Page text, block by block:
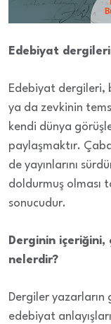
Edebiyat
Edebiyat dergileri,
ya da zevkinin
kendi dünya
paylaşmaktır.
de yayınlarını
doldurmuş olması
sonucudur.
Derginin
nelerdir?
Dergiler
edebiyat